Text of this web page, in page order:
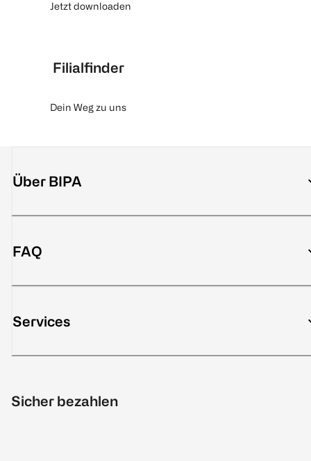
Jetzt downloaden
Filialfinder
Dein Weg zu uns
Über BIPA
FAQ
Services
Sicher bezahlen